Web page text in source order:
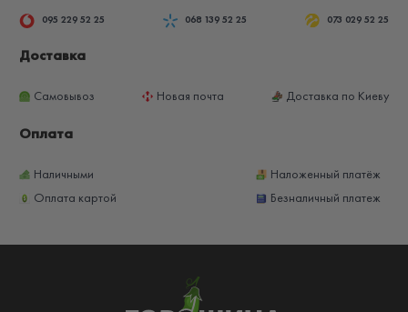
095 229 52 25 068 139 52 25 073 029 52 25
Доставка
Самовывоз Новая почта Доставка по Киеву
Оплата
Наличными
Наложенный платёж
Оплата картой
Безналичный платеж